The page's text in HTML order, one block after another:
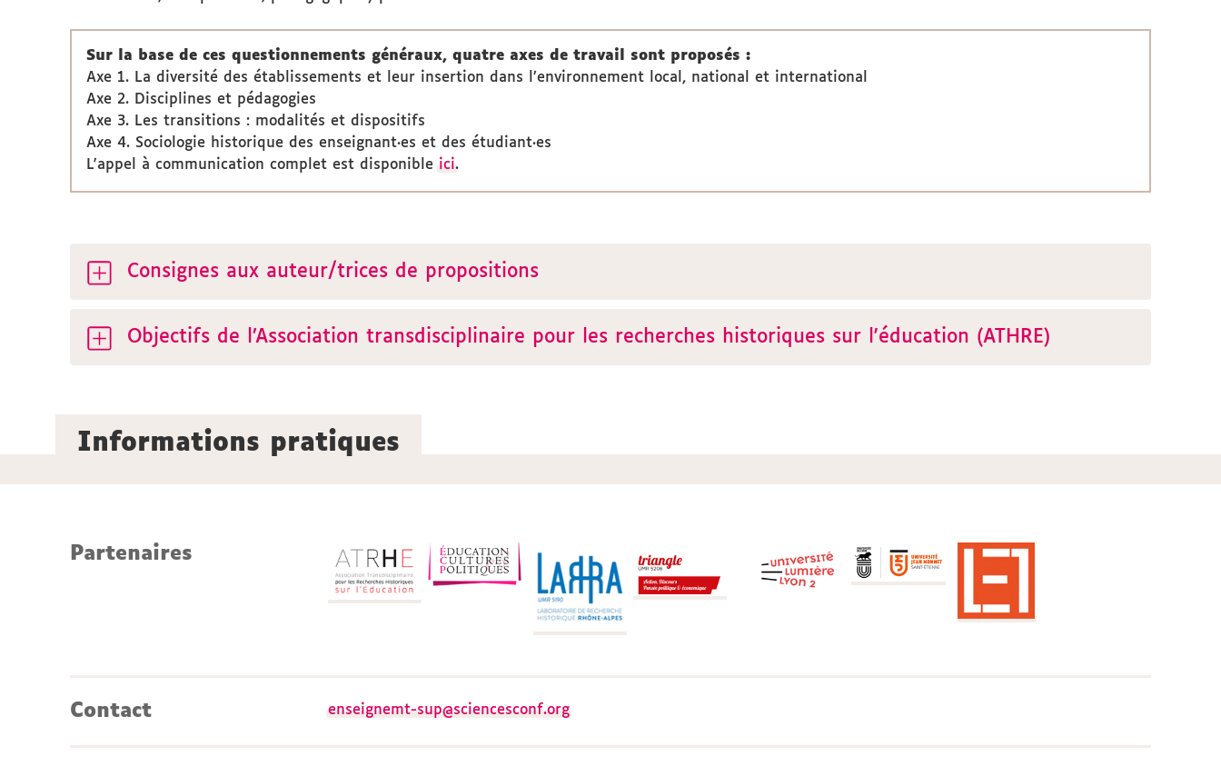
Sur la base de ces questionnements généraux, quatre axes de travail sont proposés :
Axe 1. La diversité des établissements et leur insertion dans l’environnement local, national et international
Axe 2. Disciplines et pédagogies
Axe 3. Les transitions : modalités et dispositifs
Axe 4. Sociologie historique des enseignant·es et des étudiant·es
L'appel à communication complet est disponible ici.
Consignes aux auteur/trices de propositions
Objectifs de l’Association transdisciplinaire pour les recherches historiques sur l'éducation (ATHRE)
Informations pratiques
Partenaires
Contact enseignemt-sup@sciencesconf.org